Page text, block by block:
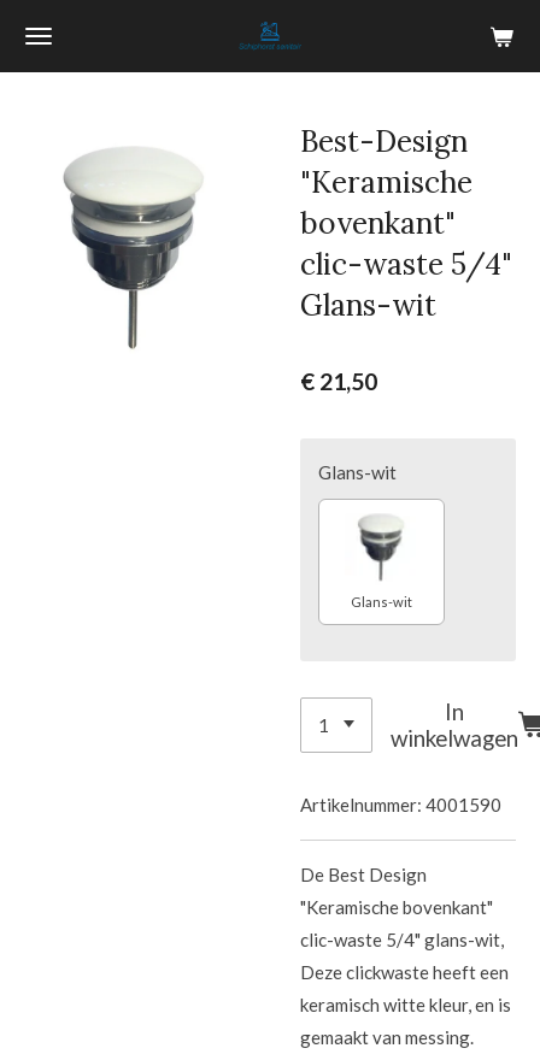
Ga
hoofdinhoud
Best-Design
"Keramische
bovenkant"
clic-waste 5/4"
Glans-wit
€ 21,50
Glans-wit
Glans-wit
In
winkelwagen
Artikelnummer: 4001590
De Best Design
"Keramische bovenkant"
clic-waste 5/4" glans-wit,
Deze clickwaste heeft een
keramisch witte kleur, en is
gemaakt van messing.